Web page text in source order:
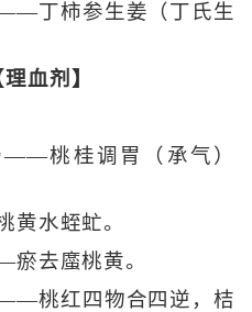
柿参生姜（丁氏生
理血剂】
桃桂调胃（承气）
水蛭虻。
去䗪桃黄。
红四物合四逆，桔